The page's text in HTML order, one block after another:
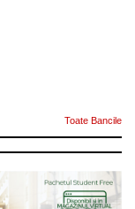
Toate Bancile